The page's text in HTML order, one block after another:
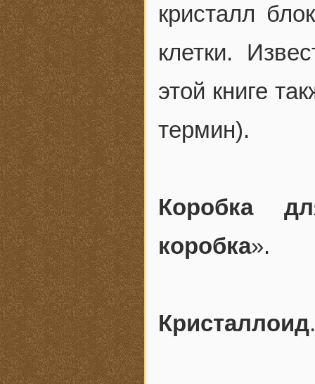
кристалл
клетки.
этой книге
термин).
Коробка
коробка».
Кристаллоид